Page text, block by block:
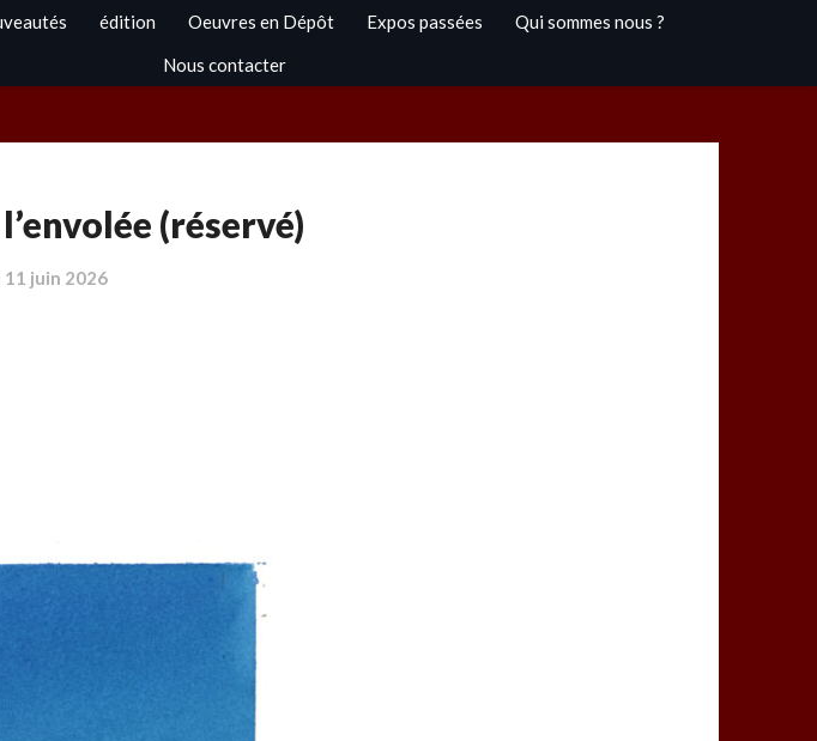
édition Oeuvres en Dépôt Expos passées
Qui sommes nous ?
Nous contacter
(réservé)
11 juin 2026